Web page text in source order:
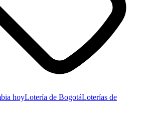
hoyLotería de BogotáLoterías de